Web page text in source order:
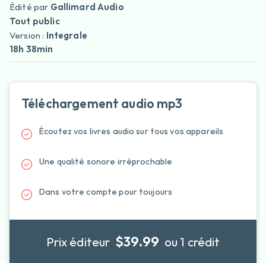
Édité par Gallimard Audio
Tout public
Version : Integrale
18h 38min
Téléchargement audio mp3
Écoutez vos livres audio sur tous vos appareils
Une qualité sonore irréprochable
Dans votre compte pour toujours
Prix éditeur $39.99 ou 1 crédit